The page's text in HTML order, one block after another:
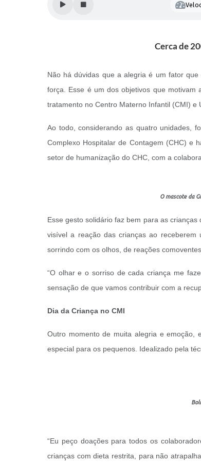
Cerca de
Não há dúvidas que a alegria é um fator
força. Esse é um dos objetivos que motivam
tratamento no Centro Materno Infantil (CMI) e
Ao todo, considerando as quatro unidades,
Complexo Hospitalar de Contagem (CHC) e
setor de humanização do CHC, com a
O mascote da
Esse gesto solidário faz bem para as
visível a reação das crianças ao receberem
sorrindo com os olhos, de reações
“O olhar e o sorriso de cada criança me
sensação de que vamos contribuir com a
Dia da Criança no CMI
Outro momento de muita alegria e emoção,
especial para os pequenos. Idealizado pela
“Eu peço doações para todos os
crianças com dieta restrita, para não